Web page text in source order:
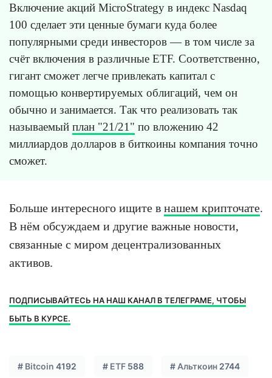
Включение акций MicroStrategy в индекс Nasdaq
100 сделает эти ценные бумаги куда более
популярными среди инвесторов — в том числе за
счёт включения в различные ETF. Соответственно,
гигант сможет легче привлекать капитал с
помощью конвертируемых облигаций, чем он
обычно и занимается. Так что реализовать так
называемый план "21/21" по вложению 42
миллиардов долларов в биткоины компания точно
сможет.
Больше интересного ищите в нашем крипточате.
В нём обсуждаем и другие важные новости,
связанные с миром децентрализованных
активов.
ПОДПИСЫВАЙТЕСЬ НА НАШ КАНАЛ В ТЕЛЕГРАМЕ, ЧТОБЫ
БЫТЬ В КУРСЕ.
# Bitcoin 4192 # ETF 588 # Альткоин 2744